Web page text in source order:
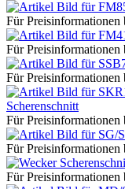
Für Preisinformationen
Für Preisinformationen
Für Preisinformationen
Scherenschnitt
Für Preisinformationen
Für Preisinformationen
Für Preisinformationen